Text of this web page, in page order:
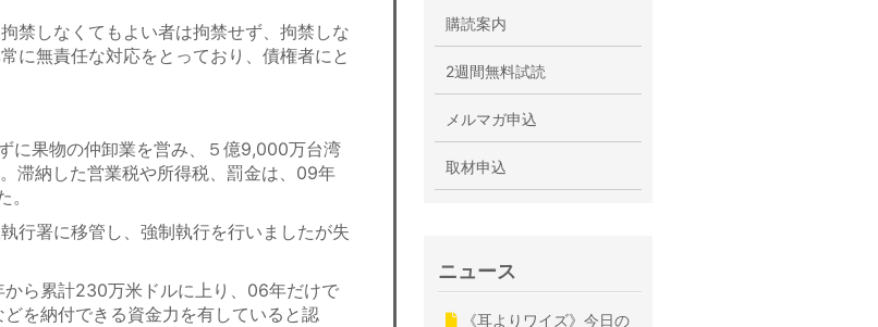
禁しなくてもよい者は拘禁せず、拘禁しな
に無責任な対応をとっており、債権者にと
果物の仲卸業を営み、５億9,000万台湾
滞納した営業税や所得税、罰金は、09年
行署に移管し、強制執行を行いましたが失
ら累計230万米ドルに上り、06年だけで
を納付できる資金力を有していると認
購読案内
2週間無料試読
メルマガ申込
取材申込
ニュース
《耳よりワイズ》今日の